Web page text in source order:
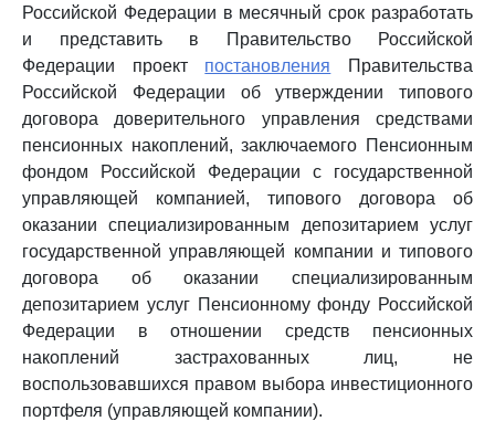
Российской Федерации в месячный срок разработать
и представить в Правительство Российской
Федерации проект постановления Правительства
Российской Федерации об утверждении типового
договора доверительного управления средствами
пенсионных накоплений, заключаемого Пенсионным
фондом Российской Федерации с государственной
управляющей компанией, типового договора об
оказании специализированным депозитарием услуг
государственной управляющей компании и типового
договора об оказании специализированным
депозитарием услуг Пенсионному фонду Российской
Федерации в отношении средств пенсионных
накоплений застрахованных лиц, не
воспользовавшихся правом выбора инвестиционного
портфеля (управляющей компании).